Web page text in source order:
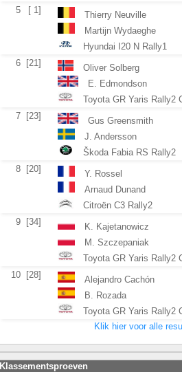
5
[ 1] Thierry Neuville
Martijn Wydaeghe
Hyundai I20 N Rally1
6
[21] Oliver Solberg
E. Edmondson
Toyota GR Yaris Rally2
7
[23] Gus Greensmith
J. Andersson
Škoda Fabia RS Rally2
8
[20] Y. Rossel
Arnaud Dunand
Citroën C3 Rally2
9
[34] K. Kajetanowicz
M. Szczepaniak
Toyota GR Yaris Rally2
10
[28] Alejandro Cachón
B. Rozada
Toyota GR Yaris Rally2
Klik hier voor alle
Klassementsproeven